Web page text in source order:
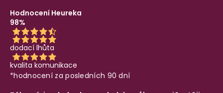
Hodnocení Heureka
98%
dodací lhůta
kvalita komunikace
*hodnocení za posledních 90 dní